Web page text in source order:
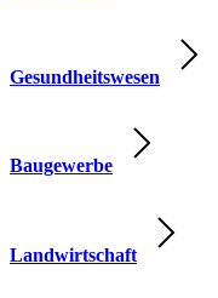
Gesundheitswesen
Baugewerbe
Landwirtschaft